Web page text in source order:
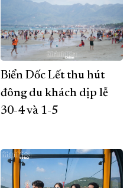
Biển Dốc Lết thu hút
đông du khách dịp lễ
30-4 và 1-5